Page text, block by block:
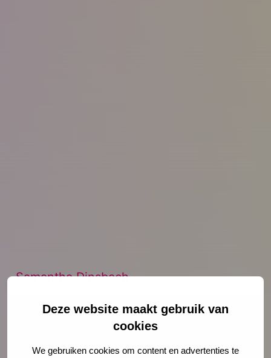
Deze website maakt gebruik van
cookies
We gebruiken cookies om content en advertenties te
Samantha Dinsbach